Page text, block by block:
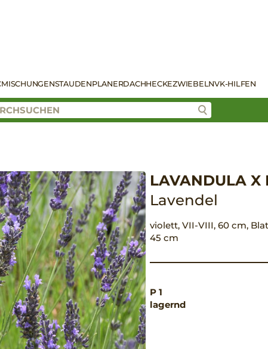
MISCHUNGENSTAUDENPLANERDACHHECKEZWIEBELNVK-HILFEN
LAVANDULA X
Lavendel
violett, VII-VIII, 60 cm,
45 cm
P 1
lagernd